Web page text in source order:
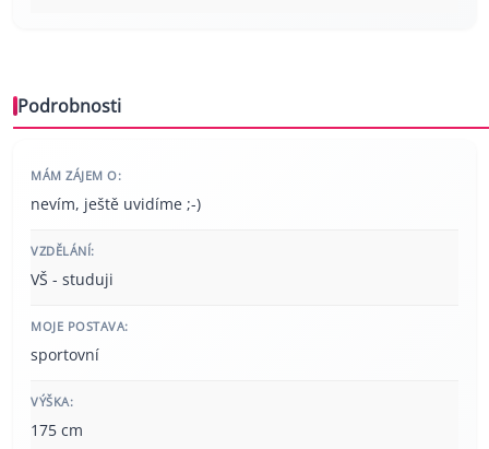
Podrobnosti
MÁM ZÁJEM O:
nevím, ještě uvidíme ;-)
VZDĚLÁNÍ:
VŠ - studuji
MOJE POSTAVA:
sportovní
VÝŠKA:
175 cm